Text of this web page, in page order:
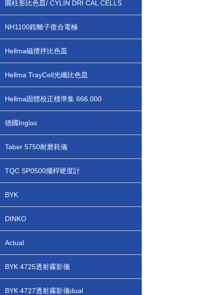
圓柱形比色皿/ CYLIN DRI CAL CELLS
NH1100銨離子復合電極
Hellma磁攪拌比色皿
Hellma TrayCell光纖比色皿
Hellma固體校正標準集 666.000
德國Inglas
Taber 5750耐磨耗儀
TQC SP0500擺桿硬度計
BYK
DINKO
Actual
BYK 4725透射霧影儀
BYK 4727透射霧影儀dual